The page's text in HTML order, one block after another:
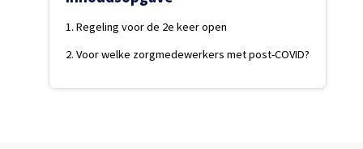
Regeling voor de 2e keer open
Voor welke zorgmedewerkers met post-COVID?